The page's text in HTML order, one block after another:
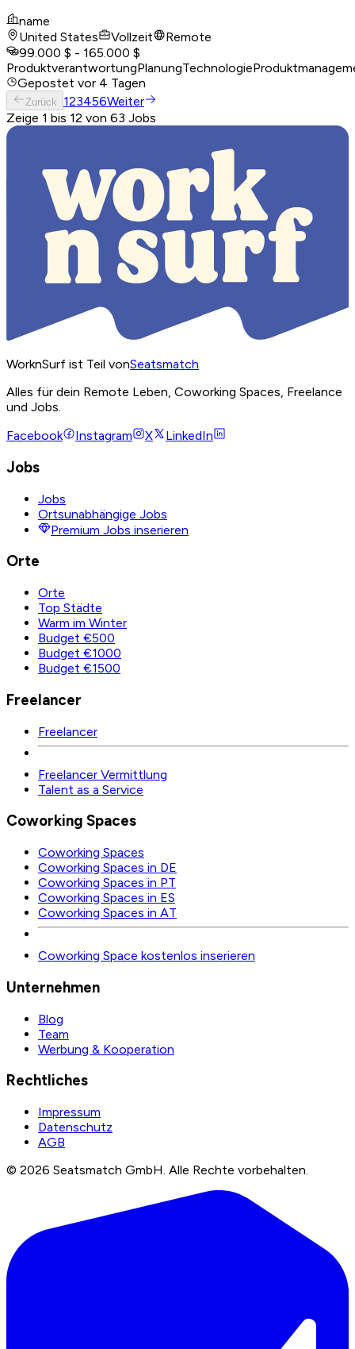
name
United States
Vollzeit
Remote
99.000 $ - 165.000 $
ProduktverantwortungPlanungTechnologie
Gepostet vor 4 Tagen
Zurück 123456Weiter
Zeige 1 bis 12 von 63 Jobs
WorknSurf ist Teil vonSeatsmatch
Alles für dein Remote Leben, Coworking Spaces, Freelance
und Jobs.
Facebook
Instagram X LinkedIn
Jobs
Jobs
Ortsunabhängige Jobs
Premium Jobs inserieren
Orte
Orte
Top Städte
Warm im Winter
Budget €500
Budget €1000
Budget €1500
Freelancer
Freelancer
Freelancer Vermittlung
Talent as a Service
Coworking Spaces
Coworking Spaces
Coworking Spaces in DE
Coworking Spaces in PT
Coworking Spaces in ES
Coworking Spaces in AT
Coworking Space kostenlos inserieren
Unternehmen
Blog
Team
Werbung & Kooperation
Rechtliches
Impressum
Datenschutz
AGB
© 2026 Seatsmatch GmbH. Alle Rechte vorbehalten.